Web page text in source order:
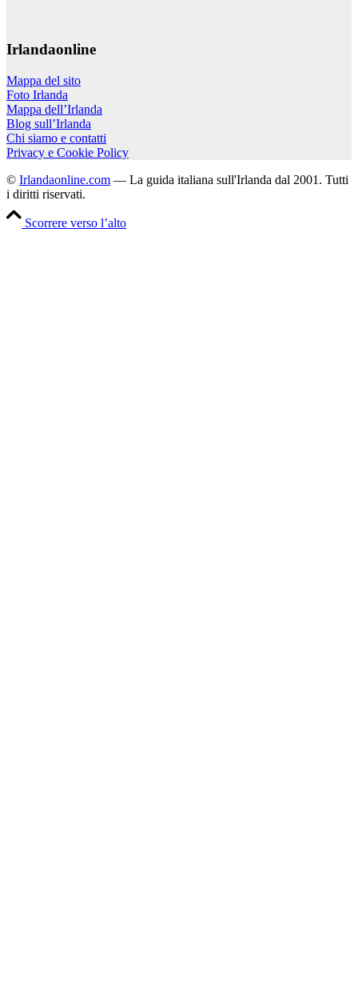
Irlandaonline
Mappa del sito
Foto Irlanda
Mappa dell’Irlanda
Blog sull’Irlanda
Chi siamo e contatti
Privacy e Cookie Policy
© Irlandaonline.com — La guida italiana sull'Irlanda dal 2001. Tutti
i diritti riservati.
Scorrere verso l’alto